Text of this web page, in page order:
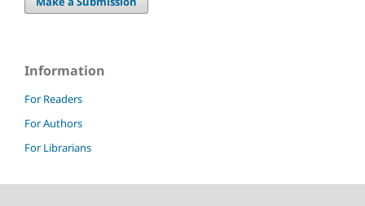
Information
For Readers
For Authors
For Librarians